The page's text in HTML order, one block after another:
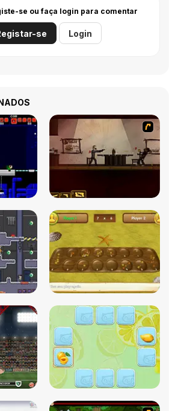
se ou faça login para comentar
se Login